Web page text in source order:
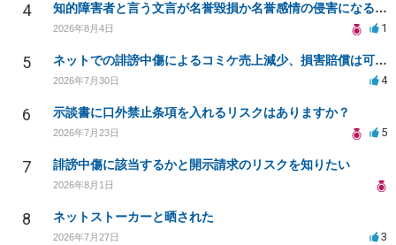
4 知的障害者と言う文言が名誉毀損か名誉感情の侵害になるか教えてほしい。
2026年8月4日 1
5 ネットでの誹謗中傷によるコミケ売上減少、損害賠償は可能か？
2026年7月30日 4
6 示談書に口外禁止条項を入れるリスクはありますか？
2026年7月23日 5
7 誹謗中傷に該当するかと開示請求のリスクを知りたい
2026年8月1日
8 ネットストーカーと晒された
2026年7月27日 3